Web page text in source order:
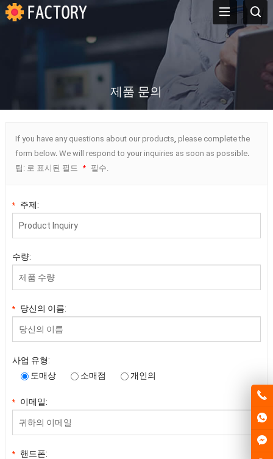
제품 문의
If you have any questions about our products, please complete the
form below. We will respond to your inquiries as soon as possible.
팁: 로 표시된 필드
* 필수.
* 주제:
수량:
* 당신의 이름:
사업 유형:
도매상
소매점 개인의
* 이메일:
* 핸드폰: